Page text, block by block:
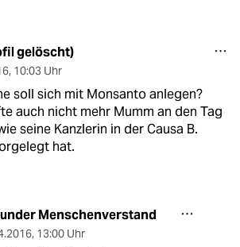
gelöscht)
, 10:03 Uhr
soll sich mit Monsanto anlegen?
auch nicht mehr Mumm an den Tag
seine Kanzlerin in der Causa B.
hat.
Menschenverstand
, 13:00 Uhr